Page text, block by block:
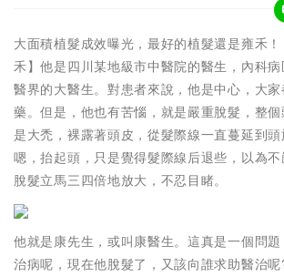
大面積植髮成效曝光，最好的植髮還是雍禾
禾】他是四川某地級市中醫院的醫生，內科
醫界的大醫生。對患者來說，他是中心，大
藥。但是，他也有苦惱，就是嚴重脫髮，整
是大禿，裸露著頭皮，從髮際線一直蔓延到頭
嗯，抬起頭，只是覺得髮際線后退些，以為不
脫髮立馬三四倍地放大，不忍目睹。
他就是康先生，或叫康醫生。這真是一個問
治病呢，現在他脫髮了，又該向誰求助醫治